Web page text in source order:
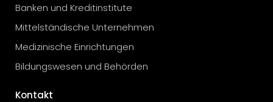
Banken und Kreditinstitute
Mittelständische Unternehmen
Medizinische Einrichtungen
Bildungswesen und Behörden
Kontakt